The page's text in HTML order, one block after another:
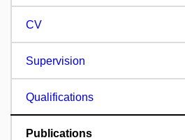
CV
Supervision
Qualifications
Publications